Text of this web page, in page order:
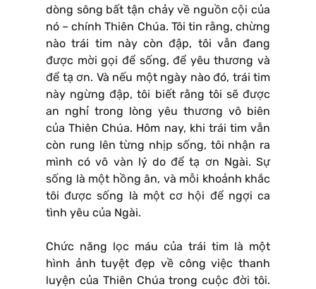
dòng sông bất tận chảy về nguồn cội của
nó – chính Thiên Chúa. Tôi tin rằng, chừng
nào trái tim này còn đập, tôi vẫn đang
được mời gọi để sống, để yêu thương và
để tạ ơn. Và nếu một ngày nào đó, trái tim
này ngừng đập, tôi biết rằng tôi sẽ được
an nghỉ trong lòng yêu thương vô biên
của Thiên Chúa. Hôm nay, khi trái tim vẫn
còn rung lên từng nhịp sống, tôi nhận ra
mình có vô vàn lý do để tạ ơn Ngài. Sự
sống là một hồng ân, và mỗi khoảnh khắc
tôi được sống là một cơ hội để ngợi ca
tình yêu của Ngài.
Chức năng lọc máu của trái tim là một
hình ảnh tuyệt đẹp về công việc thanh
luyện của Thiên Chúa trong cuộc đời tôi.